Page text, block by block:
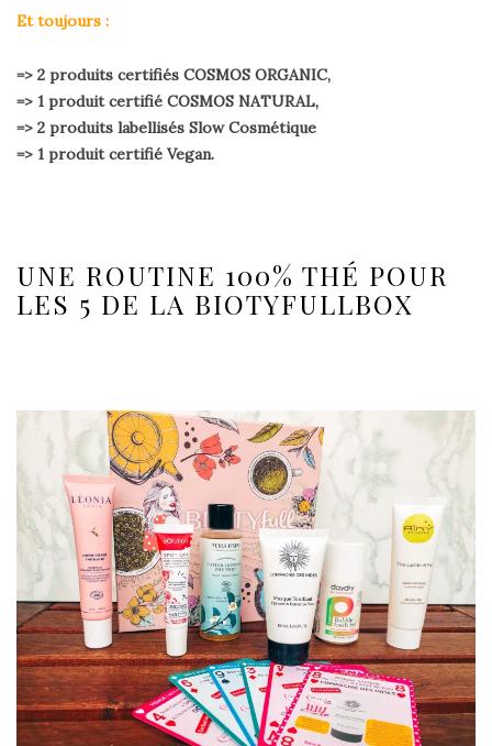
Et toujours :
=> 2 produits certifiés COSMOS ORGANIC,
=> 1 produit certifié COSMOS NATURAL,
=> 2 produits labellisés Slow Cosmétique
=> 1 produit certifié Vegan.
UNE ROUTINE 100% THÉ POUR
LES 5 DE LA BIOTYFULLBOX